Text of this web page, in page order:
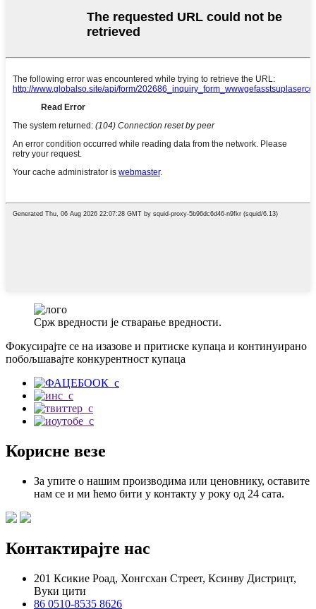
Срж вредности је стварање вредности.
Фокусирајте се на изазове и притиске купаца и континуирано
побољшавајте конкурентност купаца
Корисне везе
За упите о нашим производима или ценовнику, оставите
нам се и ми ћемо бити у контакту у року од 24 сата.
Контактирајте нас
201 Ксикие Роад, Хонгсхан Стреет, Ксинву Дистрицт,
Вуки цити
86 0510-8535 8626